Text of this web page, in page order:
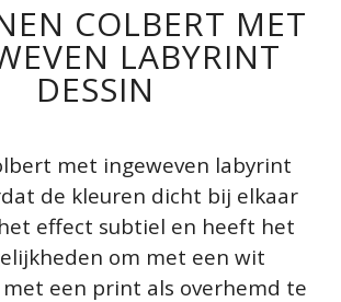
COLBERT MET
LABYRINT
DESSIN
met ingeweven labyrint
de kleuren dicht bij elkaar
effect subtiel en heeft het
om met een wit
een print als overhemd te